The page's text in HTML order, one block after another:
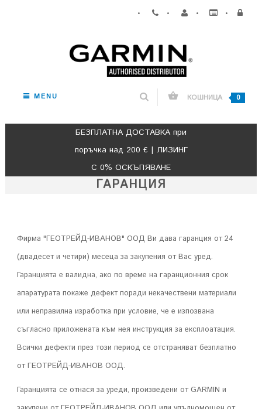
• • • •
MENU КОШНИЦА 0
БЕЗПЛАТНА ДОСТАВКА при
поръчка над 200 € | ЛИЗИНГ
С 0% ОСКЪПЯВАНЕ
ГАРАНЦИЯ
Фирма "ГЕОТРЕЙД-ИВАНОВ" ООД Ви дава гаранция от 24
(двадесет и четири) месеца за закупения от Вас уред.
Гаранцията е валидна, ако по време на гаранционния срок
апаратурата покаже дефект поради некачествени материали
или неправилна изработка при условие, че е изпозвана
съгласно приложената към нея инструкция за експлоатация.
Всички дефекти през този период се отстраняват безплатно
от ГЕОТРЕЙД-ИВАНОВ ООД.
Гаранцията се отнася за уреди, произведени от GARMIN и